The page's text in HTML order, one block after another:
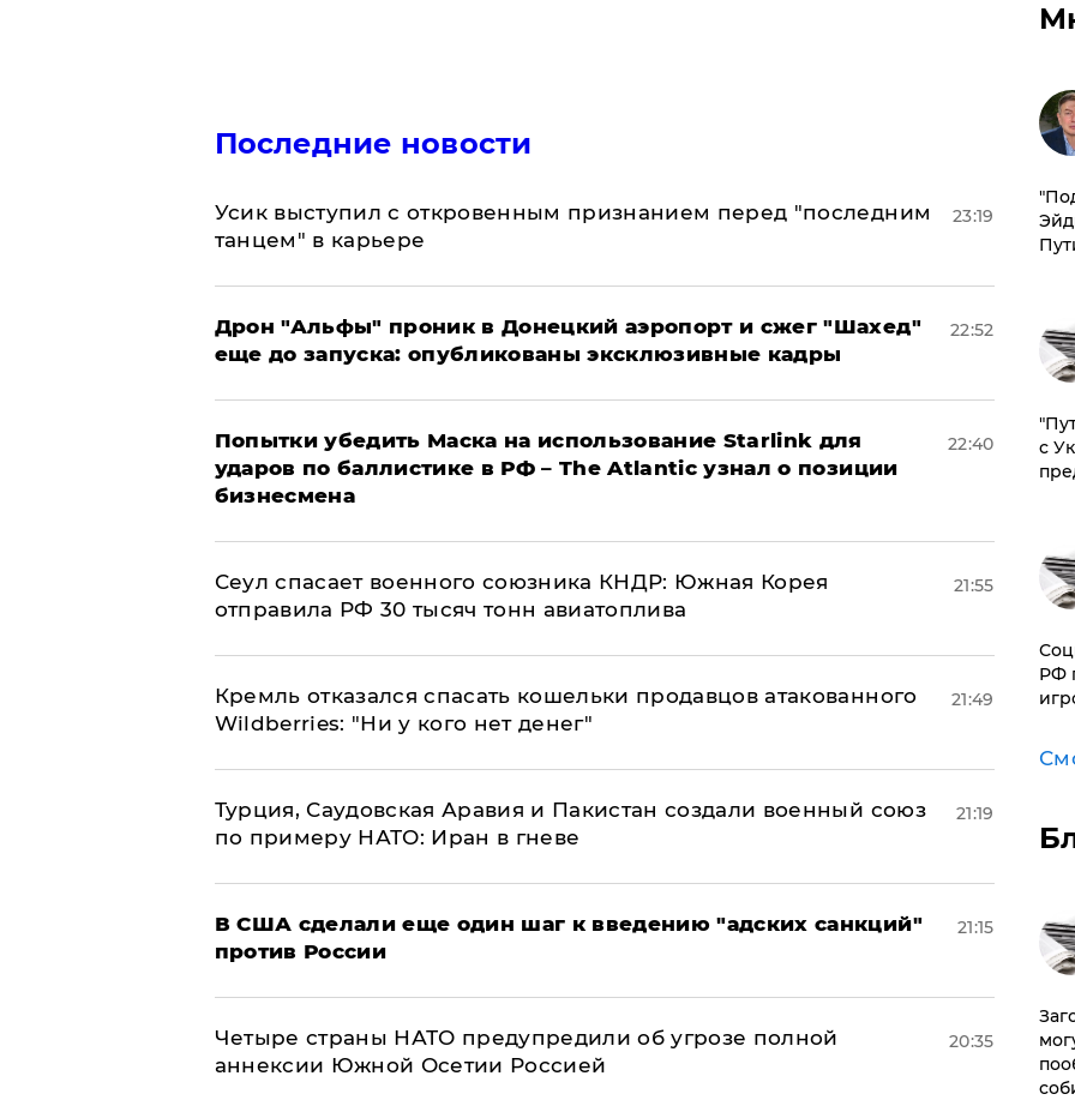
Последние новости
Усик выступил с откровенным признанием перед "последним
танцем" в карьере
23:19
Дрон "Альфы" проник в Донецкий аэропорт и сжег "Шахед"
еще до запуска: опубликованы эксклюзивные кадры
22:52
Попытки убедить Маска на использование Starlink для
ударов по баллистике в РФ – The Atlantic узнал о позиции
бизнесмена
22:40
​Сеул спасает военного союзника КНДР: Южная Корея
отправила РФ 30 тысяч тонн авиатоплива
21:55
Кремль отказался спасать кошельки продавцов атакованного
Wildberries: "Ни у кого нет денег"
21:49
Турция, Саудовская Аравия и Пакистан создали военный союз
по примеру НАТО: Иран в гневе
21:19
В США сделали еще один шаг к введению "адских санкций"
против России
21:15
Четыре страны НАТО предупредили об угрозе полной
аннексии Южной Осетии Россией
20:35
с
РФ